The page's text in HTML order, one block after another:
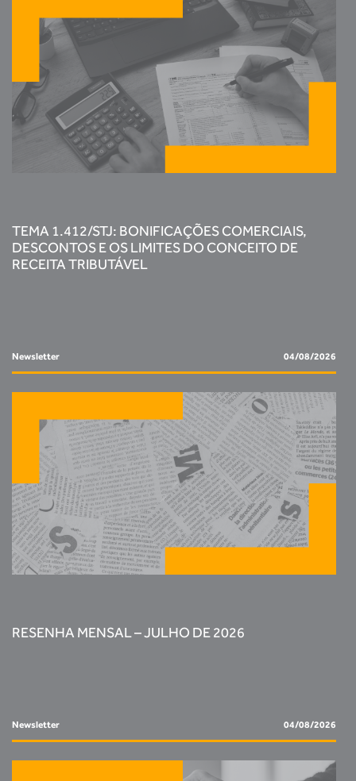
TEMA 1.412/STJ: BONIFICAÇÕES COMERCIAIS,
DESCONTOS E OS LIMITES DO CONCEITO DE
RECEITA TRIBUTÁVEL
Newsletter 04/08/2026
RESENHA MENSAL – JULHO DE 2026
Newsletter 04/08/2026